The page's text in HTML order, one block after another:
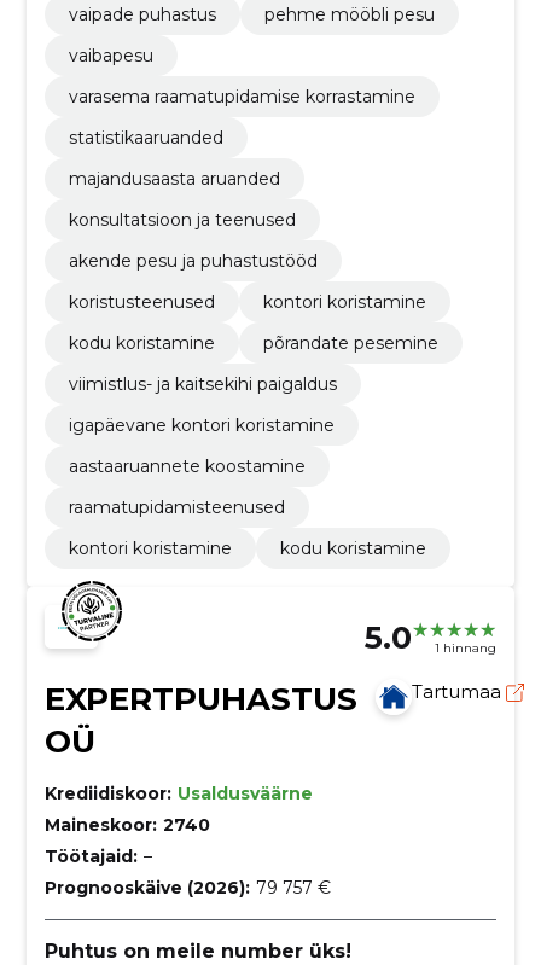
vaipade puhastus
pehme mööbli pesu
vaibapesu
varasema raamatupidamise korrastamine
statistikaaruanded
majandusaasta aruanded
konsultatsioon ja teenused
akende pesu ja puhastustööd
koristusteenused
kontori koristamine
kodu koristamine
põrandate pesemine
viimistlus- ja kaitsekihi paigaldus
igapäevane kontori koristamine
aastaaruannete koostamine
raamatupidamisteenused
kontori koristamine
kodu koristamine
5.0 1 hinnang
EXPERTPUHASTUS
OÜ
Tartumaa
Krediidiskoor: Usaldusväärne
Maineskoor: 2740
Töötajaid: –
Prognooskäive (2026): 79 757 €
Puhtus on meile number üks!